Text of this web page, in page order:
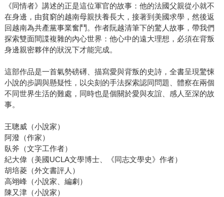
《同情者》講述的正是這位軍官的故事：他的法國父親從小就不
在身邊，由貧窮的越南母親扶養長大，接著到美國求學，然後返
回越南為共產黨事業奮鬥。作者阮越清筆下的驚人故事，帶我們
探索雙面間諜複雜的內心世界：他心中的遠大理想，必須在背叛
身邊親密夥伴的狀況下才能完成。
這部作品是一首氣勢磅礡、描寫愛與背叛的史詩，全書呈現驚悚
小說的步調與懸疑性，以尖刻的手法探索認同問題、體察在兩個
不同世界生活的難處，同時也是個關於愛與友誼、感人至深的故
事。
王聰威（小說家）
阿潑（作家）
臥斧（文字工作者）
紀大偉（美國UCLA文學博士、《同志文學史》作者）
胡培菱（外文書評人）
高翊峰（小說家、編劇）
陳又津（小說家）